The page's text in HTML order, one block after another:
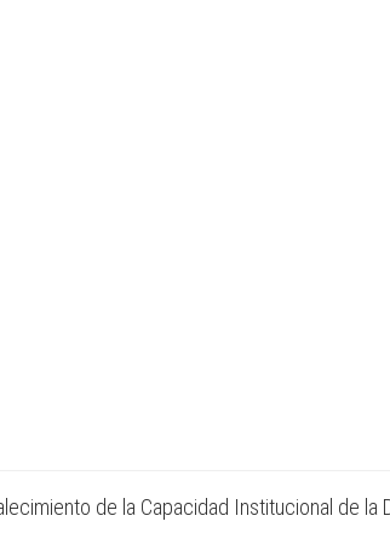
de la Capacidad Institucional de